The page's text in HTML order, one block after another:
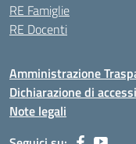
RE Famiglie
RE Docenti
Amministrazione
Dichiarazione di
Note legali